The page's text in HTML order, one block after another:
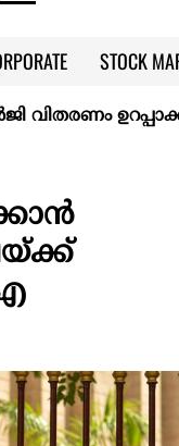
STOCK
ഉറപ്പാക്കി